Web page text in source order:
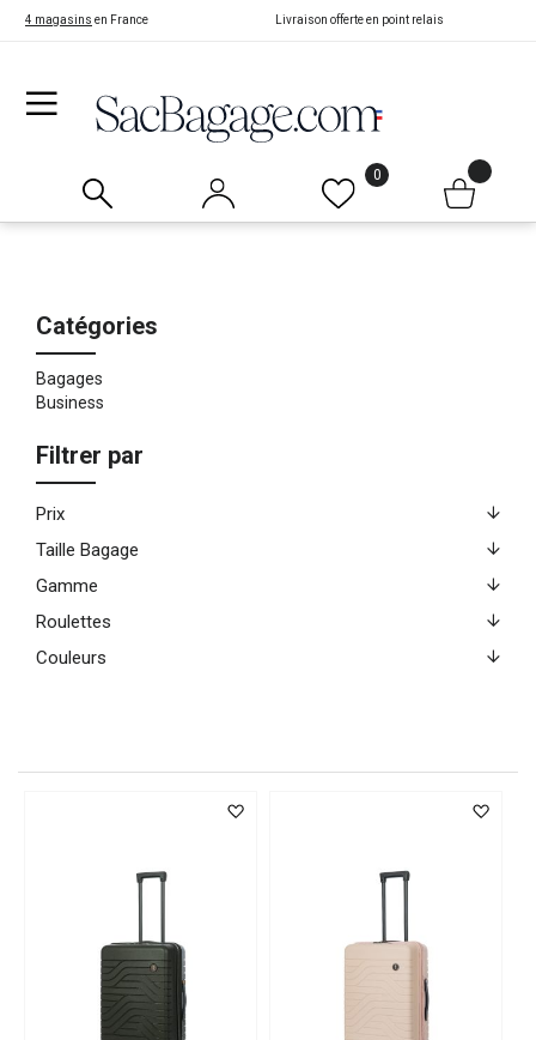
4 magasins en France Livraison offerte en point relais
0
Catégories
Bagages
Business
Filtrer par
Prix
Taille Bagage
Gamme
Roulettes
Couleurs